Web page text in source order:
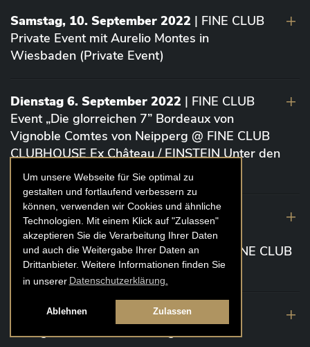
Um unsere Webseite für Sie optimal zu
gestalten und fortlaufend verbessern zu
können, verwenden wir Cookies und ähnliche
Technologien. Mit einem Klick auf "Zulassen"
akzeptieren Sie die Verarbeitung Ihrer Daten
und auch die Weitergabe Ihrer Daten an
Drittanbieter. Weitere Informationen finden Sie
in unserer Datenschutzerklärung.
Ablehnen Zulassen
Samstag, 10. September 2022 | FINE CLUB
Private Event mit Aurelio Montes in
Wiesbaden (Private Event)
Dienstag 6. September 2022 | FINE CLUB
Event „Die glorreichen 7” Bordeaux von
Vignoble Comtes von Neipperg @ FINE CLUB
CLUBHOUSE Ex Château / EINSTEIN Unter den
Linden (Berlin)
19. August 2022| FINE CLUB Academy
Caviar „Die glorreichen 7“ Riesling Große
Gewächse von der Mosel aus 2020 @ FINE CLUB
Clubhouse Prunier Cologne (Köln)
29. Juli 2022
| Weinbergwanderung
Weingüter Geheimrat J. Wegeler